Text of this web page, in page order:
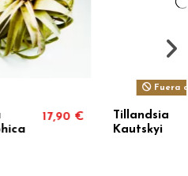
Tillandsia
23,90 €